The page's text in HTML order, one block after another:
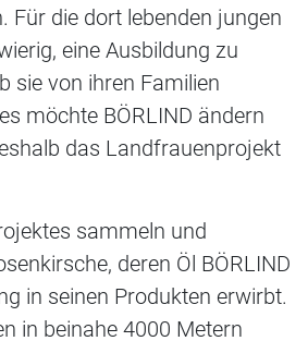
Für die dort lebenden jungen
eine Ausbildung zu
sie von ihren Familien
möchte BÖRLIND ändern
das Landfrauenprojekt
sammeln und
deren Öl BÖRLIND
in seinen Produkten erwirbt.
in beinahe 4000 Metern